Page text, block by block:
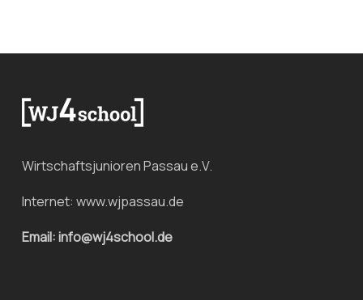
Wirtschaftsjunioren Passau e.V.
Internet: www.wjpassau.de
Email: info@wj4school.de